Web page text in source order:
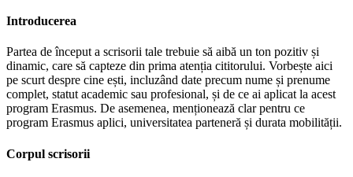
Introducerea
Partea de început a scrisorii tale trebuie să aibă un ton pozitiv și
dinamic, care să capteze din prima atenția cititorului. Vorbește aici
pe scurt despre cine ești, incluzând date precum nume și prenume
complet, statut academic sau profesional, și de ce ai aplicat la acest
program Erasmus. De asemenea, menționează clar pentru ce
program Erasmus aplici, universitatea parteneră și durata mobilității.
Corpul scrisorii